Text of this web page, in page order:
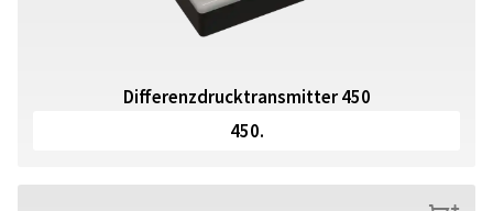
Differenzdrucktransmitter 450
450.